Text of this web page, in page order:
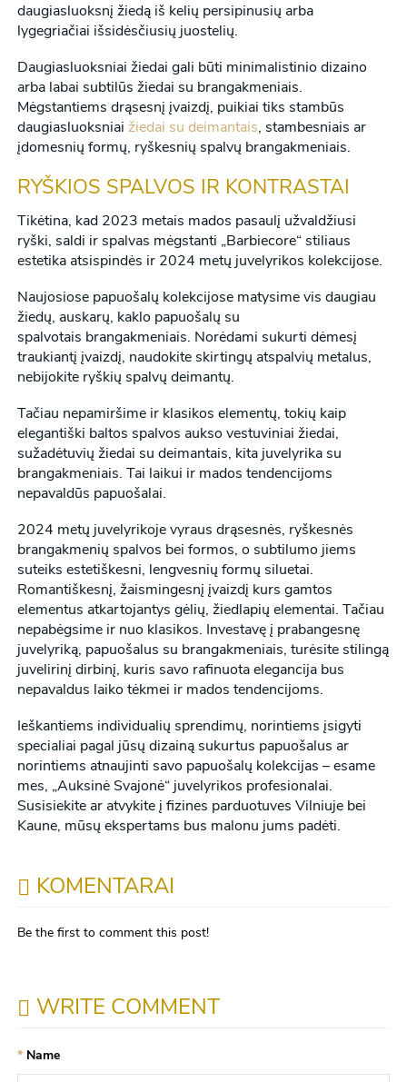
daugiasluoksnį žiedą iš kelių persipinusių arba
lygegriačiai išsidėsčiusių juostelių.
Daugiasluoksniai žiedai gali būti minimalistinio dizaino
arba labai subtilūs žiedai su brangakmeniais.
Mėgstantiems drąsesnį įvaizdį, puikiai tiks stambūs
daugiasluoksniaižiedai su deimantais, stambesniais ar
įdomesnių formų, ryškesnių spalvų brangakmeniais.
RYŠKIOS SPALVOS IR KONTRASTAI
Tikėtina, kad 2023 metais mados pasaulį užvaldžiusi
ryški, saldi ir spalvas mėgstanti „Barbiecore“ stiliaus
estetika atsispindės ir 2024 metų juvelyrikos kolekcijose.
Naujosiose papuošalų kolekcijose matysime vis daugiau
žiedų, auskarų, kaklo papuošalų su
spalvotais brangakmeniais. Norėdami sukurti dėmesį
traukiantį įvaizdį, naudokite skirtingų atspalvių metalus,
nebijokite ryškių spalvų deimantų.
Tačiau nepamiršime ir klasikos elementų, tokių kaip
elegantiški baltos spalvos aukso vestuviniai žiedai,
sužadėtuvių žiedai su deimantais, kita juvelyrika su
brangakmeniais. Tai laikui ir mados tendencijoms
nepavaldūs papuošalai.
2024 metų juvelyrikoje vyraus drąsesnės, ryškesnės
brangakmenių spalvos bei formos, o subtilumo jiems
suteiks estetiškesni, lengvesnių formų siluetai.
Romantiškesnį, žaismingesnį įvaizdį kurs gamtos
elementus atkartojantys gėlių, žiedlapių elementai. Tačiau
nepabėgsime ir nuo klasikos. Investavę į prabangesnę
juvelyriką, papuošalus su brangakmeniais, turėsite stilingą
juvelirinį dirbinį, kuris savo rafinuota elegancija bus
nepavaldus laiko tėkmei ir mados tendencijoms.
Ieškantiems individualių sprendimų, norintiems įsigyti
specialiai pagal jūsų dizainą sukurtus papuošalus ar
norintiems atnaujinti savo papuošalų kolekcijas – esame
mes, „Auksinė Svajonė“ juvelyrikos profesionalai.
Susisiekite ar atvykite į fizines parduotuves Vilniuje bei
Kaune, mūsų ekspertams bus malonu jums padėti.
KOMENTARAI
Be the first to comment this post!
WRITE COMMENT
Name